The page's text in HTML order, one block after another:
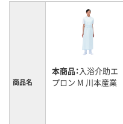
商品名
本商品：入浴介助エ
プロン M 川本産業